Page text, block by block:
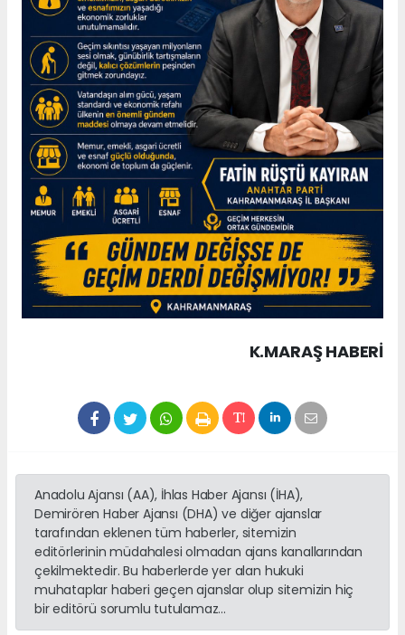
K.MARAŞ HABERİ
Anadolu Ajansı (AA), İhlas Haber Ajansı (İHA),
Demirören Haber Ajansı (DHA) ve diğer ajanslar
tarafından eklenen tüm haberler, sitemizin
editörlerinin müdahalesi olmadan ajans kanallarından
çekilmektedir. Bu haberlerde yer alan hukuki
muhataplar haberi geçen ajanslar olup sitemizin hiç
bir editörü sorumlu tutulamaz...